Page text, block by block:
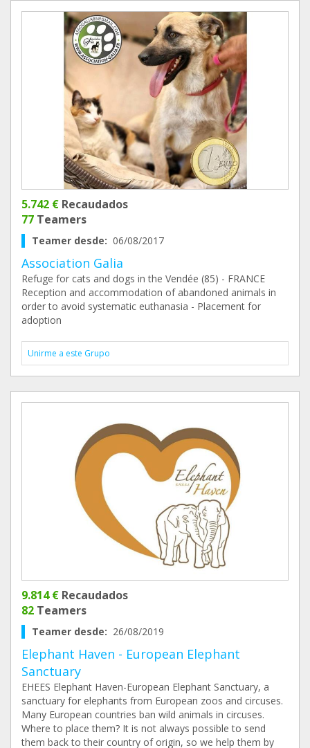
5.742 € Recaudados
77 Teamers
Teamer desde: 06/08/2017
Association Galia
Refuge for cats and dogs in the Vendée (85) - FRANCE
Reception and accommodation of abandoned animals in
order to avoid systematic euthanasia - Placement for
adoption
Unirme a este Grupo
9.814 € Recaudados
82 Teamers
Teamer desde: 26/08/2019
Elephant Haven - European Elephant
Sanctuary
EHEES Elephant Haven-European Elephant Sanctuary, a
sanctuary for elephants from European zoos and circuses.
Many European countries ban wild animals in circuses.
Where to place them? It is not always possible to send
them back to their country of origin, so we help them by